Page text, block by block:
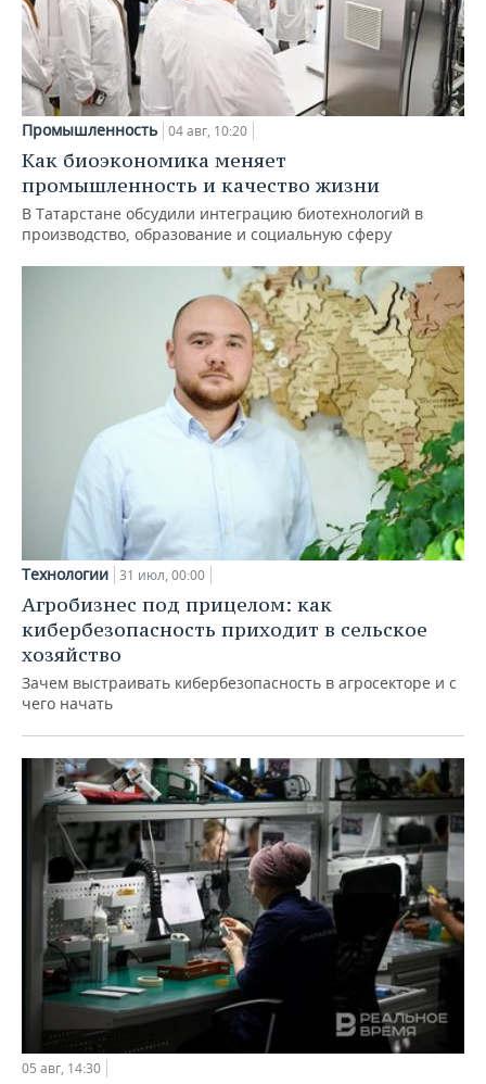
Промышленность 04 авг, 10:20
Как биоэкономика меняет
промышленность и качество жизни
В Татарстане обсудили интеграцию биотехнологий в
производство, образование и социальную сферу
Технологии 31 июл, 00:00
Агробизнес под прицелом: как
кибербезопасность приходит в сельское
хозяйство
Зачем выстраивать кибербезопасность в агросекторе и с
чего начать
05 авг, 14:30